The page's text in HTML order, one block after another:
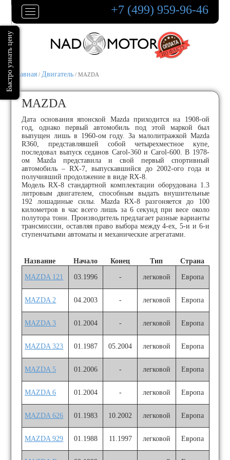
+7 (499) 959-96-46
Главная / Двигатель / MAZDA
MAZDA
Дата основания японской Mazda приходится на 1908-ой
год, однако первый автомобиль под этой маркой был
выпущен лишь в 1960-ом году. За малолитражкой Mazda
R360, представлявшей собой четырехместное купе,
последовал выпуск седанов Carol-360 и Carol-600. В 1978-
ом Mazda представила и свой первый спортивный
автомобиль – RX-7, выпускавшийся до 2002-ого года и
получивший продолжение в виде RX-8.
Модель RX-8 стандартной комплектации оборудована 1.3
литровым двигателем, способным выдать внушительные
192 лошадиные силы. Mazda RX-8 разгоняется до 100
километров в час всего лишь за 6 секунд при весе около
полутора тонн. Производитель предлагает разные варианты
трансмиссии, оставляя право выбора между 4-ех, 5-и и 6-и
ступенчатыми автоматы и механические агрегатами.
Название Начало Конец Тип Страна
MAZDA 121 03.1996 - легковой Европа
MAZDA 2 04.2003 - легковой Европа
MAZDA 3 01.2004 - легковой Европа
MAZDA 323 01.1987 05.2004 легковой Европа
MAZDA 5 01.2006 - легковой Европа
MAZDA 6 01.2004 - легковой Европа
MAZDA 626 01.1983 10.2002 легковой Европа
MAZDA 929 01.1988 11.1997 легковой Европа